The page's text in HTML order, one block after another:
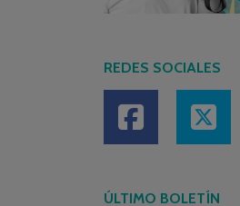
REDES SOCIALES
ÚLTIMO BOLETÍN